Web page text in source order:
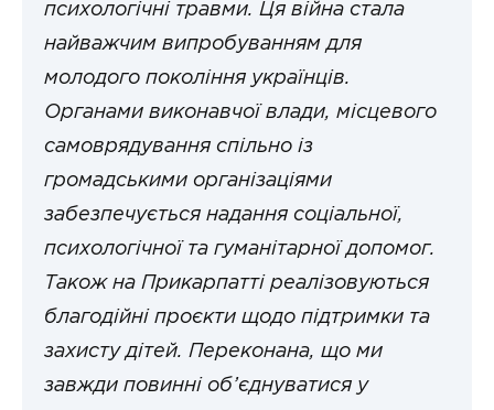
психологічні травми. Ця війна стала
найважчим випробуванням для
молодого покоління українців.
Органами виконавчої влади, місцевого
самоврядування спільно із
громадськими організаціями
забезпечується надання соціальної,
психологічної та гуманітарної допомог.
Також на Прикарпатті реалізовуються
благодійні проєкти щодо підтримки та
захисту дітей. Переконана, що ми
завжди повинні об’єднуватися у